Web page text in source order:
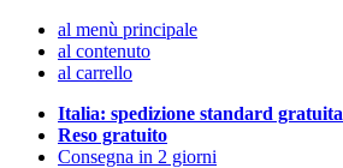
al menù principale
al contenuto
al carrello
Italia: spedizione standard gratuita
Reso gratuito
Consegna in 2 giorni